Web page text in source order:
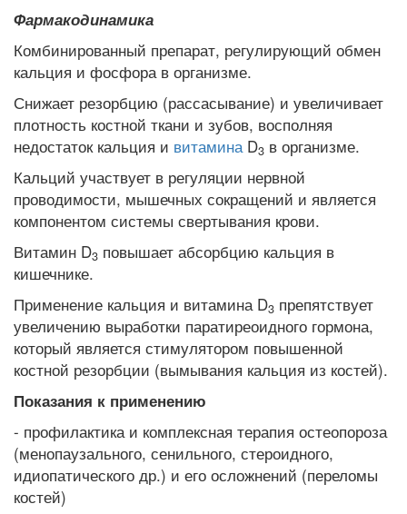
Фармакодинамика
Комбинированный препарат, регулирующий обмен
кальция и фосфора в организме.
Снижает резорбцию (рассасывание) и увеличивает
плотность костной ткани и зубов, восполняя
недостаток кальция и витамина D3 в организме.
Кальций участвует в регуляции нервной
проводимости, мышечных сокращений и является
компонентом системы свертывания крови.
Витамин D3 повышает абсорбцию кальция в
кишечнике.
Применение кальция и витамина D3 препятствует
увеличению выработки паратиреоидного гормона,
который является стимулятором повышенной
костной резорбции (вымывания кальция из костей).
Показания к применению
- профилактика и комплексная терапия остеопороза
(менопаузального, сенильного, стероидного,
идиопатического др.) и его осложнений (переломы
костей)